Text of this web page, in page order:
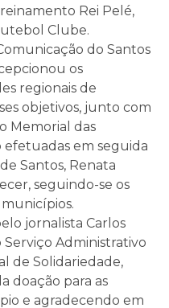
Rei Pelé,
Clube.
do Santos
os
regionais de
objetivos, junto com
Memorial das
efetuadas em seguida
Santos, Renata
seguindo-se os
jornalista Carlos
Administrativo
de Solidariedade,
doação para as
e agradecendo em